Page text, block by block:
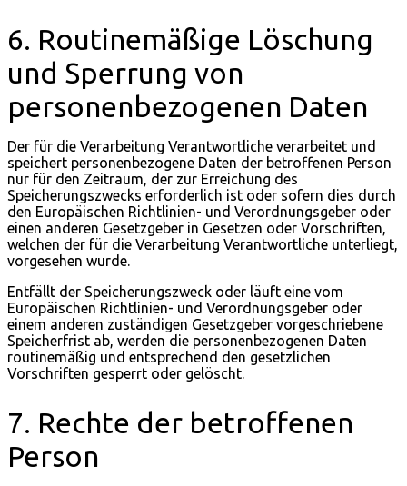
6. Routinemäßige Löschung
und Sperrung von
personenbezogenen Daten
Der für die Verarbeitung Verantwortliche verarbeitet und
speichert personenbezogene Daten der betroffenen Person
nur für den Zeitraum, der zur Erreichung des
Speicherungszwecks erforderlich ist oder sofern dies durch
den Europäischen Richtlinien- und Verordnungsgeber oder
einen anderen Gesetzgeber in Gesetzen oder Vorschriften,
welchen der für die Verarbeitung Verantwortliche unterliegt,
vorgesehen wurde.
Entfällt der Speicherungszweck oder läuft eine vom
Europäischen Richtlinien- und Verordnungsgeber oder
einem anderen zuständigen Gesetzgeber vorgeschriebene
Speicherfrist ab, werden die personenbezogenen Daten
routinemäßig und entsprechend den gesetzlichen
Vorschriften gesperrt oder gelöscht.
7. Rechte der betroffenen
Person